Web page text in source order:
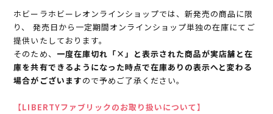
ホビーラホビーレオンラインショップでは、新発売の商品に限
り、 発売日から一定期間オンラインショップ単独の在庫にてご
提供いたしております。
そのため、 一度在庫切れ「×」と表示された商品が実店舗と在
庫を共有できるようになった時点で在庫ありの表示へと変わる
場合がございますので予めご了承ください。
【LIBERTYファブリックのお取り扱いについて】